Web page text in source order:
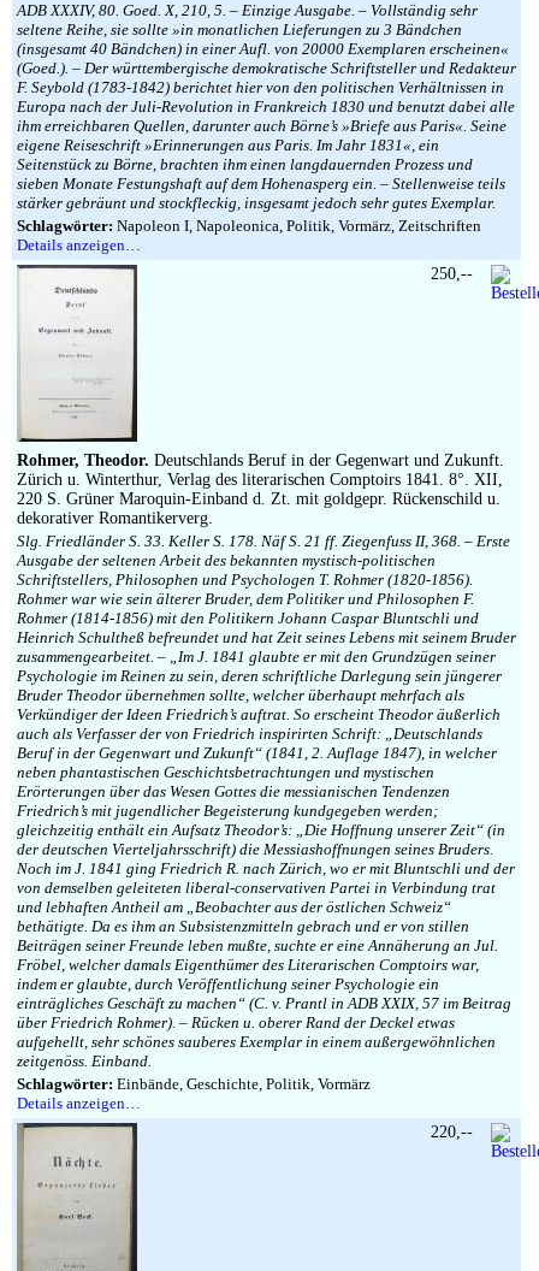
ADB XXXIV, 80. Goed. X, 210, 5. – Einzige Ausgabe. – Vollständig sehr
seltene Reihe, sie sollte »in monatlichen Lieferungen zu 3 Bändchen
(insgesamt 40 Bändchen) in einer Aufl. von 20000 Exemplaren erscheinen«
(Goed.). – Der württembergische demokratische Schriftsteller und Redakteur
F. Seybold (1783-1842) berichtet hier von den politischen Verhältnissen in
Europa nach der Juli-Revolution in Frankreich 1830 und benutzt dabei alle
ihm erreichbaren Quellen, darunter auch Börne’s »Briefe aus Paris«. Seine
eigene Reiseschrift »Erinnerungen aus Paris. Im Jahr 1831«, ein
Seitenstück zu Börne, brachten ihm einen langdauernden Prozess und
sieben Monate Festungshaft auf dem Hohenasperg ein. – Stellenweise teils
stärker gebräunt und stockfleckig, insgesamt jedoch sehr gutes Exemplar.
Schlagwörter: Napoleon I, Napoleonica, Politik, Vormärz, Zeitschriften
Details anzeigen…
Rohmer, Theodor. Deutschlands Beruf in der Gegenwart und Zukunft.
Zürich u. Winterthur, Verlag des literarischen Comptoirs 1841. 8°. XII,
220 S. Grüner Maroquin-Einband d. Zt. mit goldgepr. Rückenschild u.
dekorativer Romantikerverg.
Slg. Friedländer S. 33. Keller S. 178. Näf S. 21 ff. Ziegenfuss II, 368. – Erste
Ausgabe der seltenen Arbeit des bekannten mystisch-politischen
Schriftstellers, Philosophen und Psychologen T. Rohmer (1820-1856).
Rohmer war wie sein älterer Bruder, dem Politiker und Philosophen F.
Rohmer (1814-1856) mit den Politikern Johann Caspar Bluntschli und
Heinrich Schultheß befreundet und hat Zeit seines Lebens mit seinem Bruder
zusammengearbeitet. – „Im J. 1841 glaubte er mit den Grundzügen seiner
Psychologie im Reinen zu sein, deren schriftliche Darlegung sein jüngerer
Bruder Theodor übernehmen sollte, welcher überhaupt mehrfach als
Verkündiger der Ideen Friedrich’s auftrat. So erscheint Theodor äußerlich
auch als Verfasser der von Friedrich inspirirten Schrift: „Deutschlands
Beruf in der Gegenwart und Zukunft“ (1841, 2. Auflage 1847), in welcher
neben phantastischen Geschichtsbetrachtungen und mystischen
Erörterungen über das Wesen Gottes die messianischen Tendenzen
Friedrich’s mit jugendlicher Begeisterung kundgegeben werden;
gleichzeitig enthält ein Aufsatz Theodor’s: „Die Hoffnung unserer Zeit“ (in
der deutschen Vierteljahrsschrift) die Messiashoffnungen seines Bruders.
Noch im J. 1841 ging Friedrich R. nach Zürich, wo er mit Bluntschli und der
von demselben geleiteten liberal-conservativen Partei in Verbindung trat
und lebhaften Antheil am „Beobachter aus der östlichen Schweiz“
bethätigte. Da es ihm an Subsistenzmitteln gebrach und er von stillen
Beiträgen seiner Freunde leben mußte, suchte er eine Annäherung an Jul.
Fröbel, welcher damals Eigenthümer des Literarischen Comptoirs war,
indem er glaubte, durch Veröffentlichung seiner Psychologie ein
einträgliches Geschäft zu machen“ (C. v. Prantl in ADB XXIX, 57 im Beitrag
über Friedrich Rohmer). – Rücken u. oberer Rand der Deckel etwas
aufgehellt, sehr schönes sauberes Exemplar in einem außergewöhnlichen
zeitgenöss. Einband.
Schlagwörter: Einbände, Geschichte, Politik, Vormärz
Details anzeigen…
250,--
220,--